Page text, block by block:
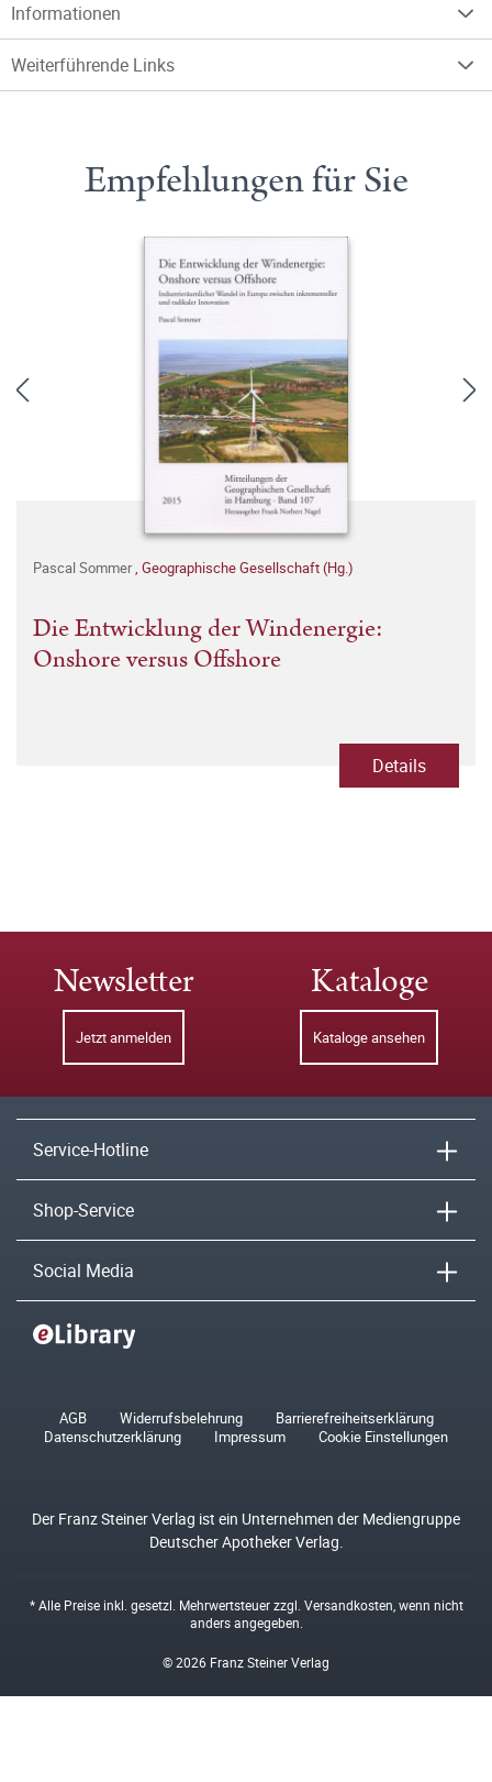
Informationen
Weiterführende Links
Empfehlungen für Sie
Pascal Sommer, Geographische Gesellschaft (Hg.)
Die Entwicklung der Windenergie:
Onshore versus Offshore
Details
Newsletter
Jetzt anmelden
Kataloge
Kataloge ansehen
Service-Hotline
Shop-Service
Social Media
AGB Widerrufsbelehrung
Barrierefreiheitserklärung
Datenschutzerklärung
Impressum Cookie Einstellungen
Der Franz Steiner Verlag ist ein Unternehmen der Mediengruppe
Deutscher Apotheker Verlag.
* Alle Preise inkl. gesetzl. Mehrwertsteuer zzgl. Versandkosten , wenn nicht
anders angegeben.
© 2026 Franz Steiner Verlag